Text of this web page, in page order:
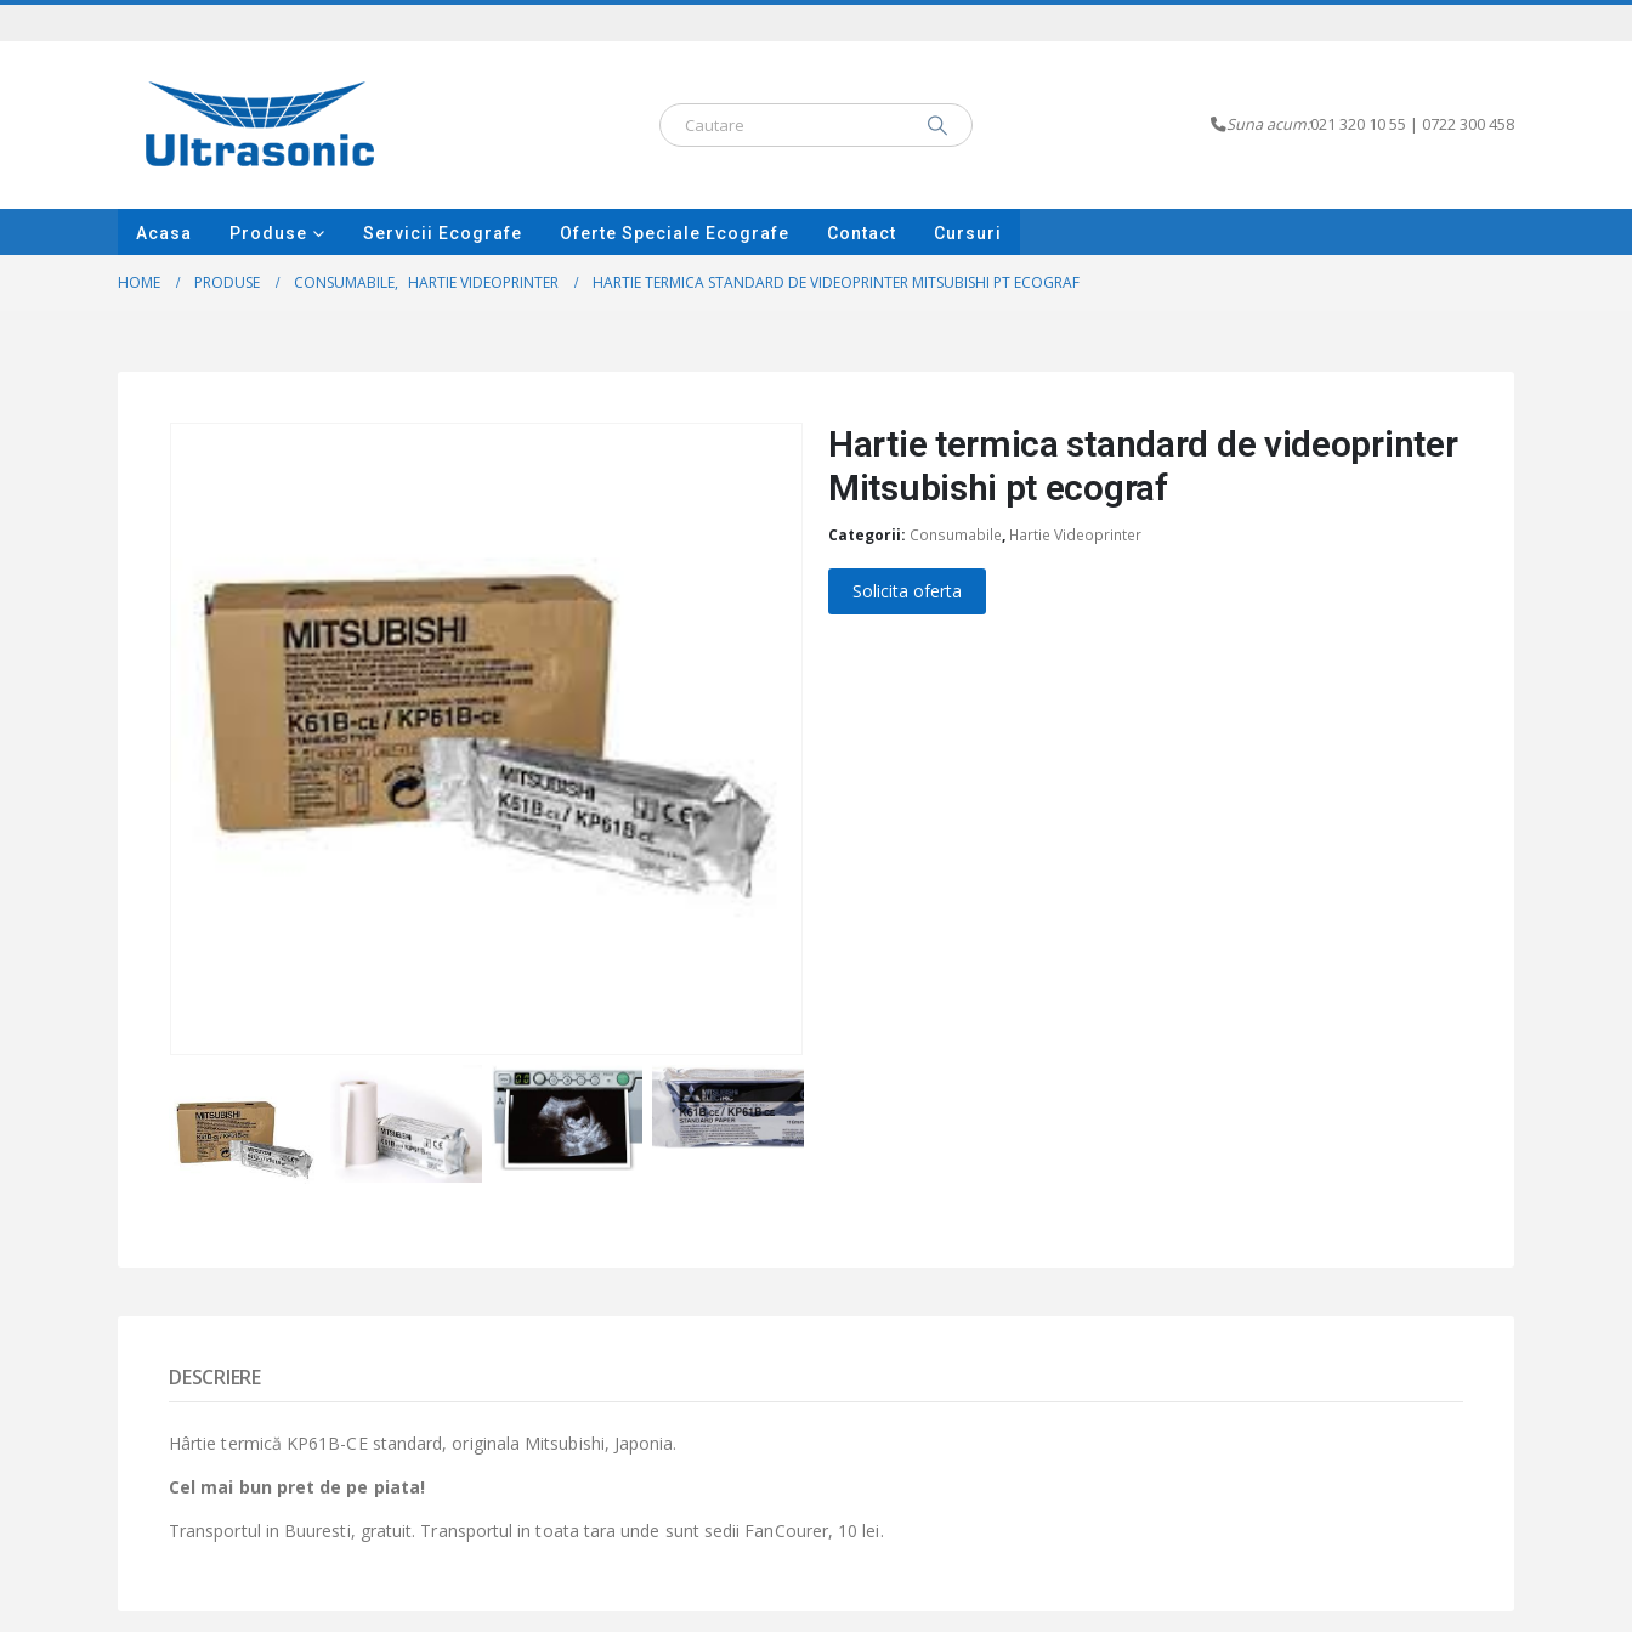
Suna acum:021 320 10 55 | 0722 300 458
Acasa Produse Servicii Ecografe Oferte Speciale Ecografe Contact Cursuri
HOME PRODUSE CONSUMABILE, HARTIE VIDEOPRINTER HARTIE TERMICA STANDARD DE VIDEOPRINTER MITSUBISHI PT ECOGRAF
Hartie termica standard de videoprinter
Mitsubishi pt ecograf
Categorii: Consumabile, Hartie Videoprinter
Solicita oferta
DESCRIERE
Hârtie termică KP61B-CE standard, originala Mitsubishi, Japonia.
Cel mai bun pret de pe piata!
Transportul in Buuresti, gratuit. Transportul in toata tara unde sunt sedii FanCourer, 10 lei.